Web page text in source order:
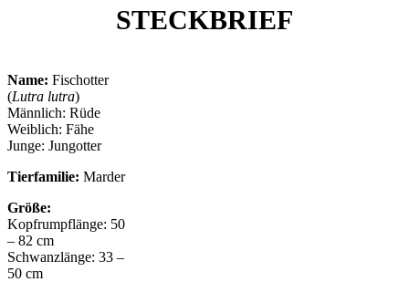
STECKBRIEF
Name: Fischotter
(Lutra lutra)
Männlich: Rüde
Weiblich: Fähe
Junge: Jungotter
Tierfamilie: Marder
Größe:
Kopfrumpflänge: 50
– 82 cm
Schwanzlänge: 33 –
50 cm